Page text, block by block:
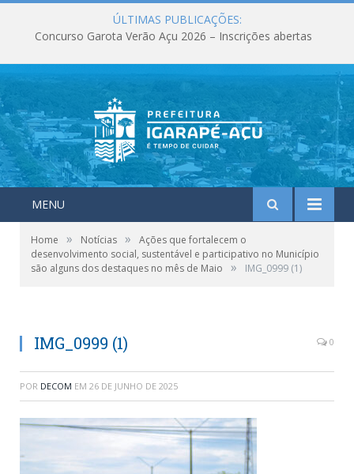
ÚLTIMAS PUBLICAÇÕES:
Concurso Garota Verão Açu 2026 – Inscrições abertas
MENU
Home » Notícias »
Ações que fortalecem o
desenvolvimento social, sustentável e participativo no Município
são alguns dos destaques no mês de Maio
» IMG_0999 (1)
IMG_0999 (1) 0
POR DECOM EM 26 DE JUNHO DE 2025